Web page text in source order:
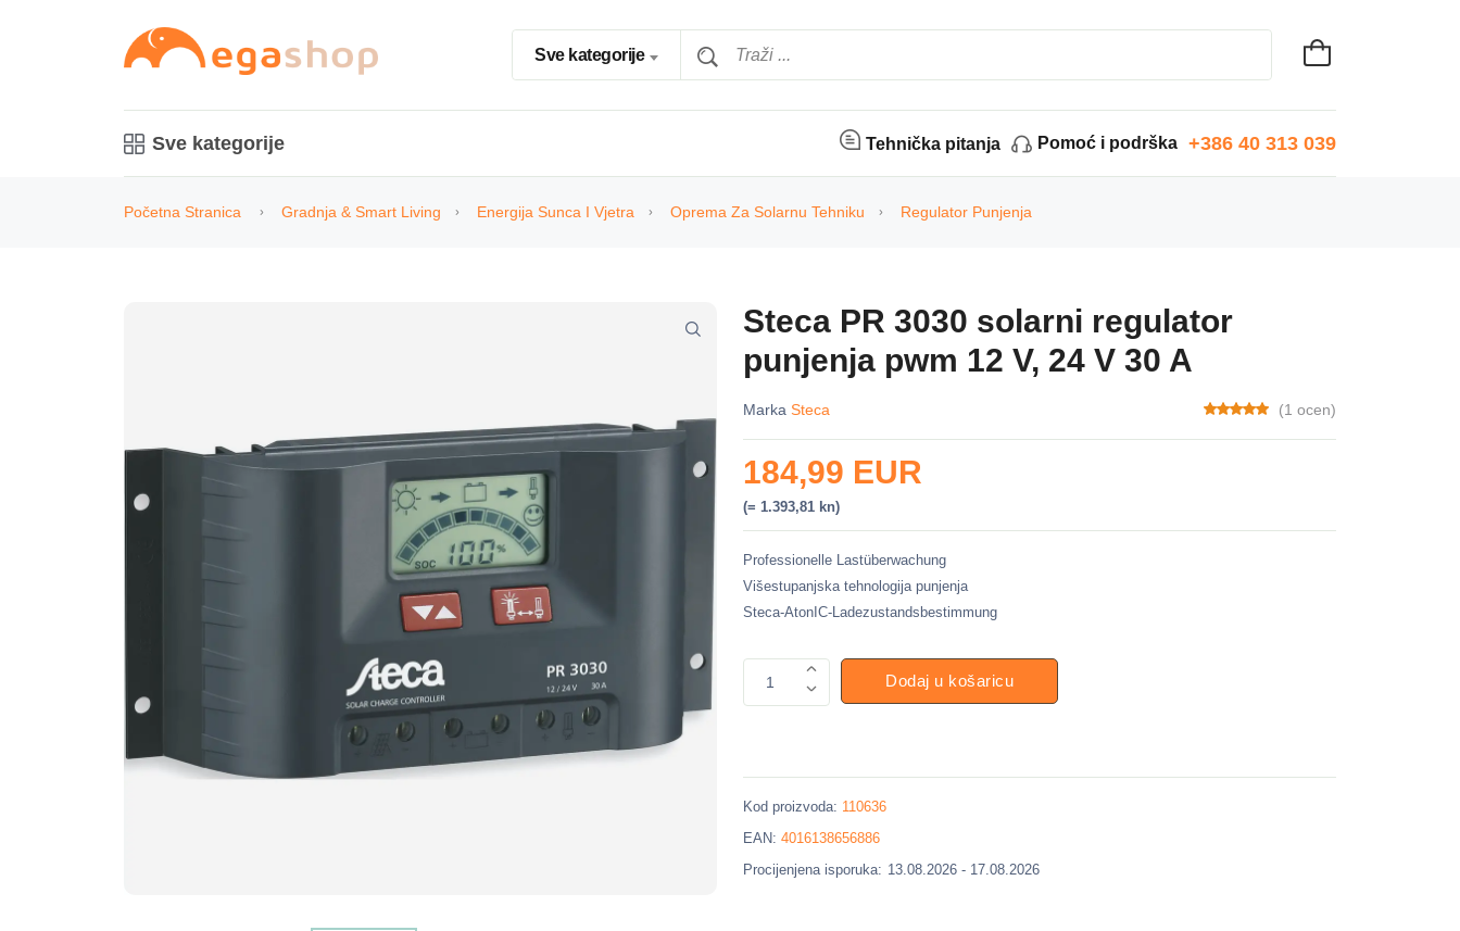
Sve kategorije
Sve kategorije Tehnička pitanja Pomoć i podrška +386 40 313 039
Početna Stranica Gradnja & Smart Living Energija Sunca I Vjetra Oprema Za Solarnu Tehniku Regulator Punjenja
Steca PR 3030 solarni regulator
punjenja pwm 12 V, 24 V 30 A
Marka Steca (1 ocen)
184,99 EUR
(= 1.393,81 kn)
Professionelle Lastüberwachung
Višestupanjska tehnologija punjenja
Steca-AtonIC-Ladezustandsbestimmung
1 Dodaj u košaricu
Kod proizvoda: 110636
EAN: 4016138656886
Procijenjena isporuka: 13.08.2026 - 17.08.2026